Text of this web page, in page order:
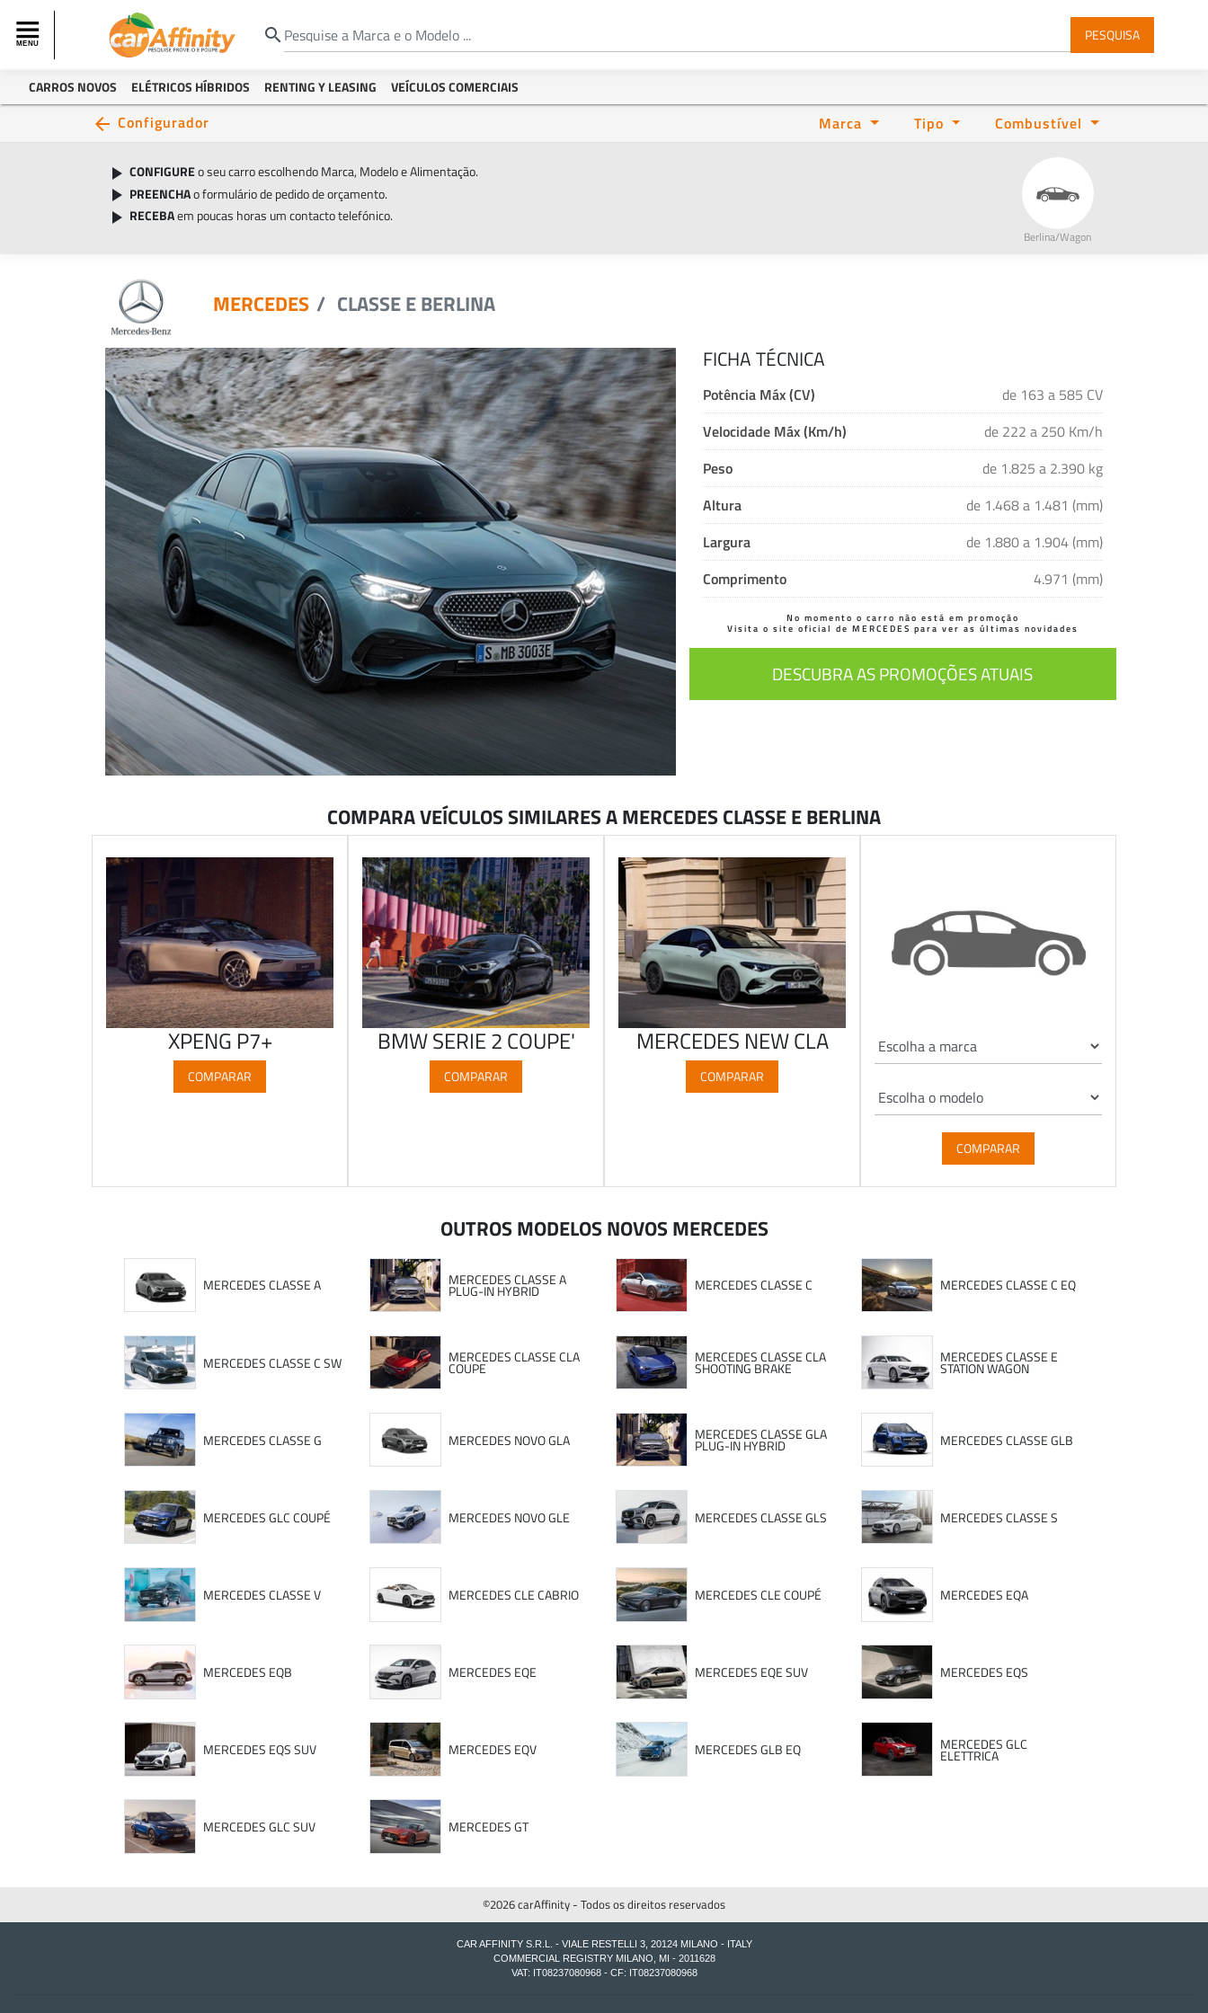
search PESQUISA
CARROS NOVOS ELÉTRICOS HÍBRIDOS RENTING Y LEASING VEÍCULOS COMERCIAIS
arrow_back Configurador Marca Tipo Combustível
play_arrow CONFIGUREo seu carro escolhendo Marca, Modelo e Alimentação.
play_arrow PREENCHAo formulário de pedido de orçamento.
play_arrow RECEBAem poucas horas um contacto telefónico.
Berlina/Wagon
MERCEDES CLASSE E BERLINA
FICHA TÉCNICA
Potência Máx (CV) de 163 a 585 CV
Velocidade Máx (Km/h) de 222 a 250 Km/h
Peso de 1.825 a 2.390 kg
Altura de 1.468 a 1.481 (mm)
Largura de 1.880 a 1.904 (mm)
Comprimento 4.971 (mm)
No momento o carro não está em promoção
Visita o site oficial de MERCEDES para ver as últimas novidades
DESCUBRA AS PROMOÇÕES ATUAIS
COMPARA VEÍCULOS SIMILARES A MERCEDES CLASSE E BERLINA
XPENG P7+
COMPARAR
BMW SERIE 2 COUPE'
COMPARAR
MERCEDES NEW CLA
COMPARAR
COMPARAR
OUTROS MODELOS NOVOS MERCEDES
MERCEDES CLASSE A MERCEDES CLASSE A
PLUG-IN HYBRID MERCEDES CLASSE C MERCEDES CLASSE C EQ
MERCEDES CLASSE C SW MERCEDES CLASSE CLA
COUPE
MERCEDES CLASSE CLA
SHOOTING BRAKE
MERCEDES CLASSE E
STATION WAGON
MERCEDES CLASSE G MERCEDES NOVO GLA MERCEDES CLASSE GLA
PLUG-IN HYBRID MERCEDES CLASSE GLB
MERCEDES GLC COUPÉ MERCEDES NOVO GLE MERCEDES CLASSE GLS MERCEDES CLASSE S
MERCEDES CLASSE V MERCEDES CLE CABRIO MERCEDES CLE COUPÉ MERCEDES EQA
MERCEDES EQB MERCEDES EQE MERCEDES EQE SUV MERCEDES EQS
MERCEDES EQS SUV MERCEDES EQV MERCEDES GLB EQ MERCEDES GLC
ELETTRICA
MERCEDES GLC SUV MERCEDES GT
©2026 carAffinity - Todos os direitos reservados
CAR AFFINITY S.R.L. - VIALE RESTELLI 3, 20124 MILANO - ITALY
COMMERCIAL REGISTRY MILANO, MI - 2011628
VAT: IT08237080968 - CF: IT08237080968